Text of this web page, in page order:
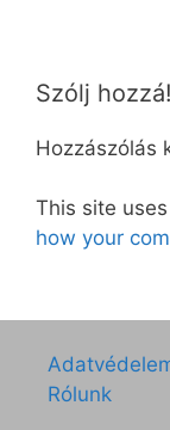
Szólj hozzá!
Hozzászólás
This site
how your
Rólunk